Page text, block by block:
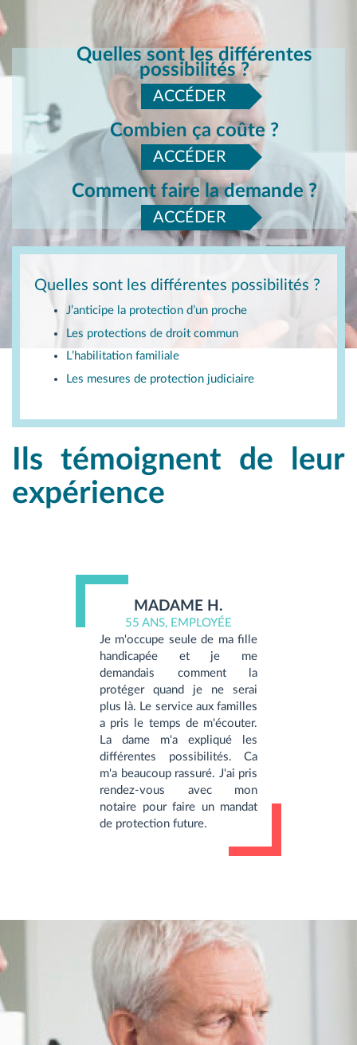
Quelles sont les différentes
possibilités ?
ACCÉDER
Combien ça coûte ?
ACCÉDER
Comment faire la demande ?
ACCÉDER
Quelles sont les différentes possibilités ?
J’anticipe la protection d’un proche
Les protections de droit commun
L’habilitation familiale
Les mesures de protection judiciaire
Ils témoignent de leur
expérience
MADAME H.
55 ANS, EMPLOYÉE
Je m'occupe seule de ma fille
handicapée et je me
demandais comment la
protéger quand je ne serai
plus là. Le service aux familles
a pris le temps de m'écouter.
La dame m'a expliqué les
différentes possibilités. Ca
m'a beaucoup rassuré. J'ai pris
rendez-vous avec mon
notaire pour faire un mandat
de protection future.